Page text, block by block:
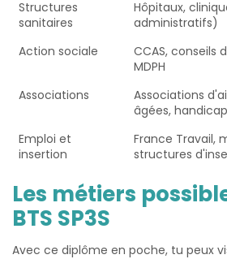
Structures
sanitaires
Hôpitaux,
administratifs)
Action sociale
CCAS, conseils
MDPH
Associations
Associations
âgées,
Emploi et
insertion
France Travail,
structures
Les métiers
BTS SP3S
Avec ce diplôme en poche, tu peux